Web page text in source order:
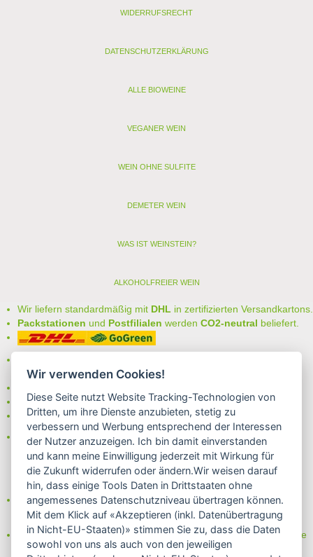
WIDERRUFSRECHT
DATENSCHUTZERKLÄRUNG
ALLE BIOWEINE
VEGANER WEIN
WEIN OHNE SULFITE
DEMETER WEIN
WAS IST WEINSTEIN?
ALKOHOLFREIER WEIN
Wir liefern standardmäßig mit DHL in zertifizierten Versandkartons.
Packstationen und Postfilialen werden CO2-neutral beliefert.
auswählen:
- Rechnung
- Lastschrift/Bankeinzug
Das Internetsiegel "GEPRÜFTER SHOP – Sicher einkaufen":
Partner von:
Wine in Moderation - bewußt genießen
Erfahren Sie mehr über Biowein in unserem Blog oder Folgen Sie
uns!
Wir verwenden Cookies!
Diese Seite nutzt Website Tracking-Technologien von
Dritten, um ihre Dienste anzubieten, stetig zu
verbessern und Werbung entsprechend der Interessen
der Nutzer anzuzeigen. Ich bin damit einverstanden
und kann meine Einwilligung jederzeit mit Wirkung für
die Zukunft widerrufen oder ändern.Wir weisen darauf
hin, dass einige Tools Daten in Drittstaaten ohne
angemessenes Datenschutzniveau übertragen können.
Mit dem Klick auf «Akzeptieren (inkl. Datenübertragung
in Nicht-EU-Staaten)» stimmen Sie zu, dass die Daten
sowohl von uns als auch von den jeweiligen